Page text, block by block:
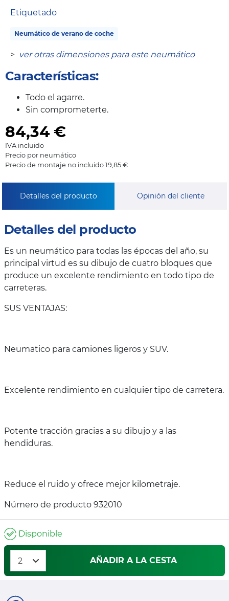
Etiquetado
Neumático de verano de coche
> ver otras dimensiones para este neumático
Características:
Todo el agarre.
Sin comprometerte.
84,34€
IVA incluido
Precio por neumático
Precio de montaje no incluido 19,85 €
Detalles del producto Opinión del cliente
Detalles del producto
Es un neumático para todas las épocas del año, su
principal virtud es su dibujo de cuatro bloques que
produce un excelente rendimiento en todo tipo de
carreteras.
SUS VENTAJAS:
Neumatico para camiones ligeros y SUV.
Excelente rendimiento en cualquier tipo de carretera.
Potente tracción gracias a su dibujo y a las
hendiduras.
Reduce el ruido y ofrece mejor kilometraje.
Número de producto 932010
Disponible
AÑADIR A LA CESTA